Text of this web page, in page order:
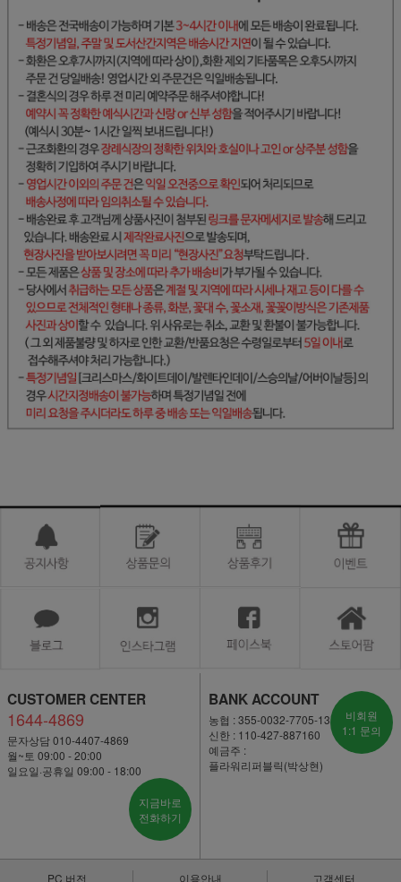
CUSTOMER CENTER
1644-4869
문자상담 010-4407-4869
월~토 09:00 - 20:00
일요일·공휴일 09:00 - 18:00
지금바로
전화하기
BANK ACCOUNT
농협 : 355-0032-7705-13
신한 : 110-427-887160
예금주 :
플라워리퍼블릭(박상현)
비회원
1:1 문의
PC 버전 이용안내 고객센터